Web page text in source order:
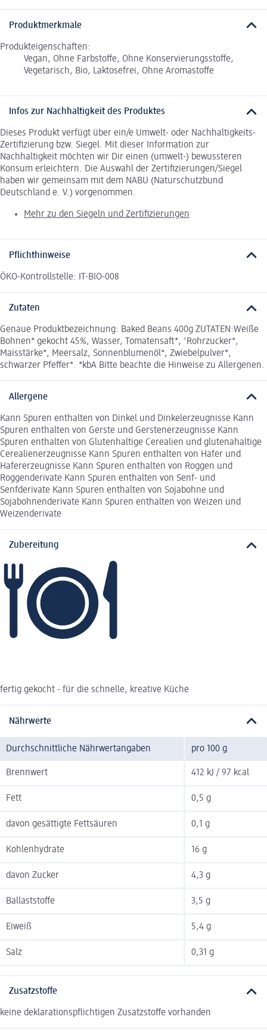
Produktmerkmale
Produkteigenschaften:
Vegan, Ohne Farbstoffe, Ohne Konservierungsstoffe,
Vegetarisch, Bio, Laktosefrei, Ohne Aromastoffe
Infos zur Nachhaltigkeit des Produktes
Dieses Produkt verfügt über ein/e Umwelt- oder Nachhaltigkeits-
Zertifizierung bzw. Siegel. Mit dieser Information zur
Nachhaltigkeit möchten wir Dir einen (umwelt-) bewussteren
Konsum erleichtern. Die Auswahl der Zertifizierungen/Siegel
haben wir gemeinsam mit dem NABU (Naturschutzbund
Deutschland e. V.) vorgenommen.
Mehr zu den Siegeln und Zertifizierungen
Pflichthinweise
ÖKO-Kontrollstelle: IT-BIO-008
Zutaten
Genaue Produktbezeichnung: Baked Beans 400g ZUTATEN:Weiße
Bohnen* gekocht 45%, Wasser, Tomatensaft*, 'Rohrzucker*,
Maisstärke*, Meersalz, Sonnenblumenöl*, Zwiebelpulver*,
schwarzer Pfeffer*. *kbA Bitte beachte die Hinweise zu Allergenen.
Allergene
Kann Spuren enthalten von Dinkel und Dinkelerzeugnisse Kann
Spuren enthalten von Gerste und Gerstenerzeugnisse Kann
Spuren enthalten von Glutenhaltige Cerealien und glutenahaltige
Cerealienerzeugnisse Kann Spuren enthalten von Hafer und
Hafererzeugnisse Kann Spuren enthalten von Roggen und
Roggenderivate Kann Spuren enthalten von Senf- und
Senfderivate Kann Spuren enthalten von Sojabohne und
Sojabohnenderivate Kann Spuren enthalten von Weizen und
Weizenderivate
Zubereitung
fertig gekocht - für die schnelle, kreative Küche
Nährwerte
Durchschnittliche Nährwertangaben pro 100 g
Brennwert 412 kJ / 97 kcal
Fett 0,5 g
davon gesättigte Fettsäuren 0,1 g
Kohlenhydrate 16 g
davon Zucker 4,3 g
Ballaststoffe 3,5 g
Eiweiß 5,4 g
Salz 0,31 g
Zusatzstoffe
keine deklarationspflichtigen Zusatzstoffe vorhanden